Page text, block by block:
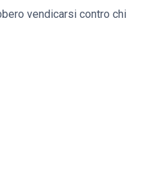
vendicarsi contro chi